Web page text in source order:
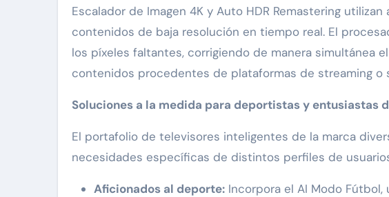
Escalador de Imagen 4K y Auto HDR Remastering
contenidos de baja resolución en tiempo real. El
los píxeles faltantes, corrigiendo de manera simultánea
contenidos procedentes de plataformas de streaming o
Soluciones a la medida para deportistas y entusiastas
El portafolio de televisores inteligentes de la marca
necesidades específicas de distintos perfiles de
Aficionados al deporte: Incorpora el AI Modo